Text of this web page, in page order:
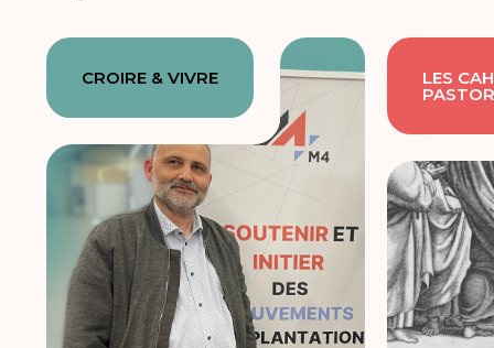
CROIRE & VIVRE LES